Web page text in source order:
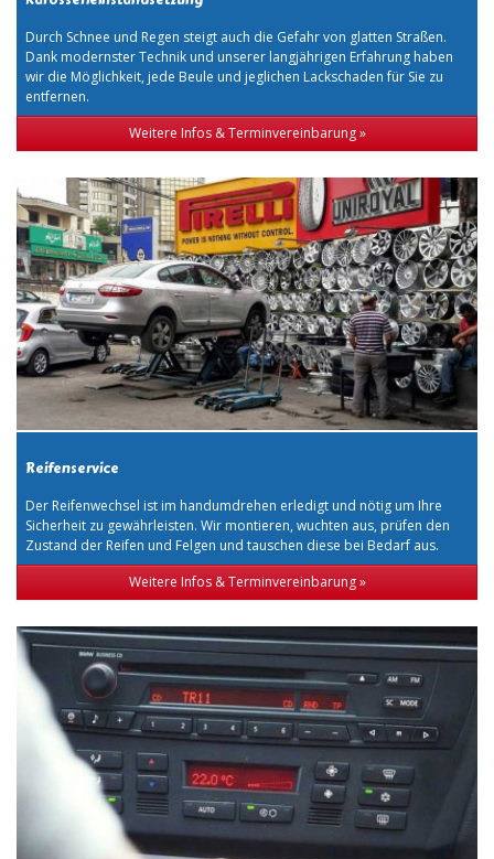
Durch Schnee und Regen steigt auch die Gefahr von glatten Straßen.
Dank modernster Technik und unserer langjährigen Erfahrung haben
wir die Möglichkeit, jede Beule und jeglichen Lackschaden für Sie zu
entfernen.
Weitere Infos & Terminvereinbarung »
Reifenservice
Der Reifenwechsel ist im handumdrehen erledigt und nötig um Ihre
Sicherheit zu gewährleisten. Wir montieren, wuchten aus, prüfen den
Zustand der Reifen und Felgen und tauschen diese bei Bedarf aus.
Weitere Infos & Terminvereinbarung »